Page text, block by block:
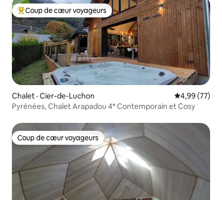
Coup de cœur voyageurs parmi les plus aimés
Coup de cœur voyageurs
Chalet · Cier-de-Luchon Note
4,99 (77)
Pyrénées, Chalet Arapadou 4* Contemporain et Cosy
Coup de cœur voyageurs
Coup de cœur voyageurs